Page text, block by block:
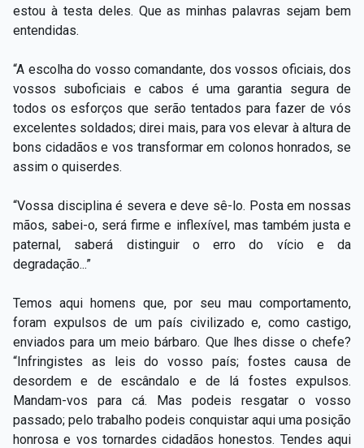
estou à testa deles. Que as minhas palavras sejam bem
entendidas.
“A escolha do vosso comandante, dos vossos oficiais, dos
vossos suboficiais e cabos é uma garantia segura de
todos os esforços que serão tentados para fazer de vós
excelentes soldados; direi mais, para vos elevar à altura de
bons cidadãos e vos transformar em colonos honrados, se
assim o quiserdes.
“Vossa disciplina é severa e deve sê-lo. Posta em nossas
mãos, sabei-o, será firme e inflexível, mas também justa e
paternal, saberá distinguir o erro do vício e da
degradação...”
Temos aqui homens que, por seu mau comportamento,
foram expulsos de um país civilizado e, como castigo,
enviados para um meio bárbaro. Que lhes disse o chefe?
“Infringistes as leis do vosso país; fostes causa de
desordem e de escândalo e de lá fostes expulsos.
Mandam-vos para cá. Mas podeis resgatar o vosso
passado; pelo trabalho podeis conquistar aqui uma posição
honrosa e vos tornardes cidadãos honestos. Tendes aqui